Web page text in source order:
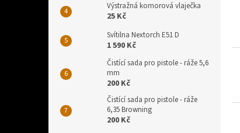
Výstražná komorová vlaječka
25 Kč
Svítilna Nextorch E51 D
1 590 Kč
Čistící sada pro pistole - ráže 5,6
mm
200 Kč
Čistící sada pro pistole - ráže
6,35 Browning
200 Kč